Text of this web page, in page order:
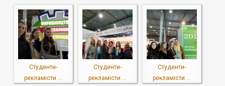
Студенти-
рекламісти ...
Студенти-
рекламісти ...
Студенти-
рекламісти ...